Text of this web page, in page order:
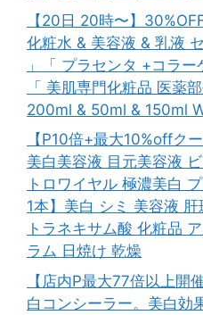
【20日 20時〜】
化粧水 & 美容液 & 乳液
」「 プラセンタ +コラー
「 美肌専門化粧品 医薬
200ml & 50ml & 150ml
【P10倍+最大10%offク
美白美容液 目元美容液
トロワイヤル 極濃美白
1本】美白 シミ 美容液
トラネキサム酸 化粧品
ラム 日焼け 乾燥
【店内P最大77倍以上開
白コンシーラー。美白効